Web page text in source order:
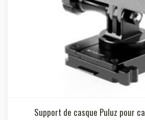
Support de casque Puluz pour